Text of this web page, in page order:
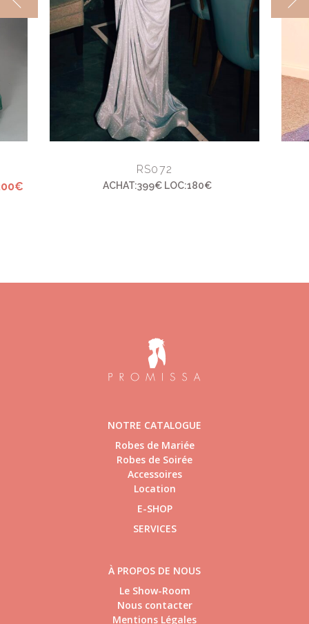
RS072
ACHAT:399€ LOC:180€
NOTRE CATALOGUE
Robes de Mariée
Robes de Soirée
Accessoires
Location
E-SHOP
SERVICES
À PROPOS DE NOUS
Le Show-Room
Nous contacter
Mentions Légales